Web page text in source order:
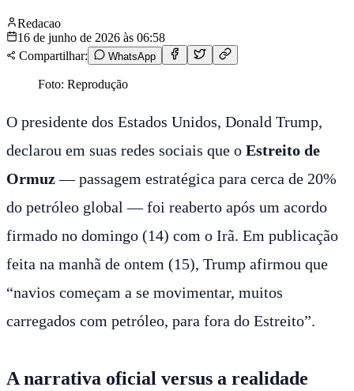
Redacao
16 de junho de 2026 às 06:58
Compartilhar:
WhatsApp
Foto: Reprodução
O presidente dos Estados Unidos, Donald Trump,
declarou em suas redes sociais que o Estreito de
Ormuz— passagem estratégica para cerca de 20%
do petróleo global — foi reaberto após um acordo
firmado no domingo (14) com o Irã. Em publicação
feita na manhã de ontem (15), Trump afirmou que
“navios começam a se movimentar, muitos
carregados com petróleo, para fora do Estreito”.
A narrativa oficial versus a realidade